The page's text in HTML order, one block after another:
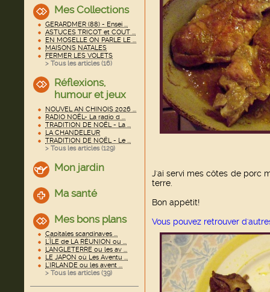
Mes Collections
GERARDMER (88) - Ensei ...
ASTUCES TRICOT et COUT ...
EN MOSELLE ON PARLE LE ...
MAISONS NATALES
FERMER LES VOLETS
> Tous les articles (16)
Réflexions,
humour et jeux
NOUVEL AN CHINOIS 2026 ...
RADIO NOËL- La radio d ...
TRADITION DE NOËL - La ...
LA CHANDELEUR
TRADITION DE NOËL - Le ...
> Tous les articles (129)
Mon jardin
Ma santé
Mes bons plans
Capitales scandinaves ...
L'ÎLE de LA RÉUNION ou ...
L'ANGLETERRE ou les av ...
LE JAPON où Les Aventu ...
L'IRLANDE ou les avent ...
> Tous les articles (39)
J'ai servi mes côtes de porc
terre.
Bon appétit!
Vous pouvez retrouver